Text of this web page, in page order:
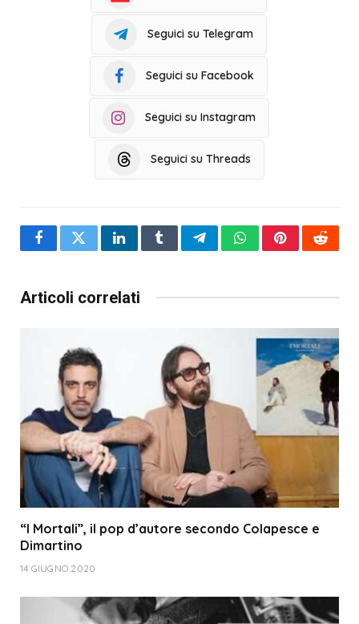
Seguici su Telegram
Seguici su Facebook
Seguici su Instagram
Seguici su Threads
FacebookTwitterLinkedInTumblrTelegramWhatsAppPinterestReddit
Articoli correlati
“I Mortali”, il pop d’autore secondo Colapesce e
Dimartino
14 GIUGNO 2020